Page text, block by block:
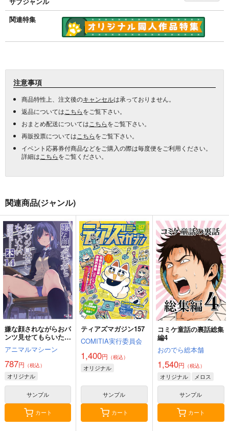
関連特集
注意事項
商品特性上、注文後のキャンセルは承っておりません。
返品については こちらをご覧下さい。
おまとめ配送については こちらをご覧下さい。
再販投票については こちらをご覧下さい。
イベント応募券付商品などをご購入の際は毎度便をご利用ください。
詳細は こちらをご覧ください。
関連商品(ジャンル)
嫌な顔されながらおパ
ンツ見せてもらいたい
本14
アニマルマシーン
787円 （税込）
オリジナル
サンプル
カート
ティアズマガジン157
COMITIA実行委員会
1,400円 （税込）
オリジナル
サンプル
カート
コミケ童話の裏話総集
編4
おのでら総本舗
1,540円 （税込）
オリジナル メロス
サンプル
カート